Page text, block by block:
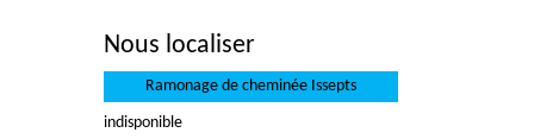
Nous localiser
Ramonage de cheminée Issepts
indisponible